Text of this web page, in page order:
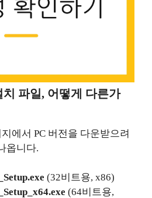
치 파일, 어떻게 다른가
에서 PC 버전을 다운받으려
옵니다.
(32비트용, x86)
(64비트용,